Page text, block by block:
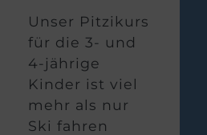
Unser Pitzikurs
für die 3- und
4-jährige
Kinder ist viel
mehr als nur
Ski fahren